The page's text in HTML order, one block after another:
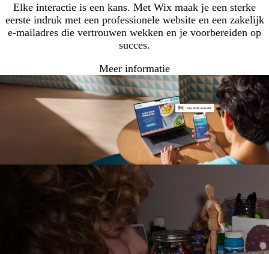
Elke interactie is een kans. Met Wix maak je een sterke
eerste indruk met een professionele website en een zakelijk
e-mailadres die vertrouwen wekken en je voorbereiden op
succes.
Meer informatie
Loading